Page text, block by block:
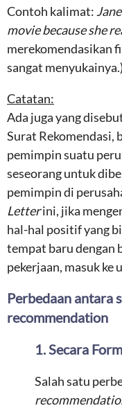
Contoh kalimat:
movie because she
merekomendasikan
sangat menyukainya.)
Catatan:
Ada juga yang
Surat Rekomendasi,
pemimpin suatu
seseorang untuk
pemimpin di
Letterini, jika
hal-hal positif yang
tempat baru dengan
pekerjaan, masuk ke
Perbedaan antara
recommendation
1. Secara
Salah satu